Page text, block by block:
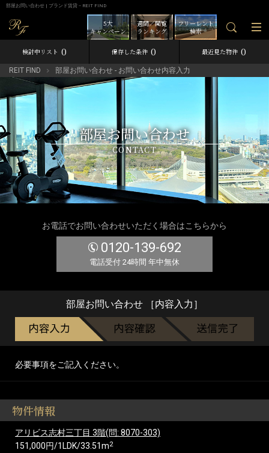
部屋お問い合わせ | ブランド賃貸－REIT FIND
フリーレント
検索
週間／閲覧
ランキング
5大
キャンペーン
検討中リスト 0 保存した条件 0 最近見た物件 0
REIT FIND 部屋お問い合わせ - お問い合わせ内容入力
部屋お問い合わせ
CONTACT
お電話でお問い合わせいただく場合はこちらから
0120-139-692
電話受付 24時間 年中無休
部屋お問い合わせ ［内容入力］
必要事項をご記入ください。
物件情報
アリビス志村三丁目 3階(問: 8070-303)
151,000円/1LDK/33.51m2